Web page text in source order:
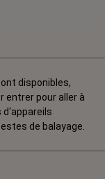
disponibles,
entrer pour aller à
de balayage.